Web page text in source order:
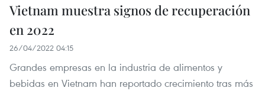
Vietnam muestra signos de recuperación
en 2022
26/04/2022 04:15
Grandes empresas en la industria de alimentos y
bebidas en Vietnam han reportado crecimiento tras más